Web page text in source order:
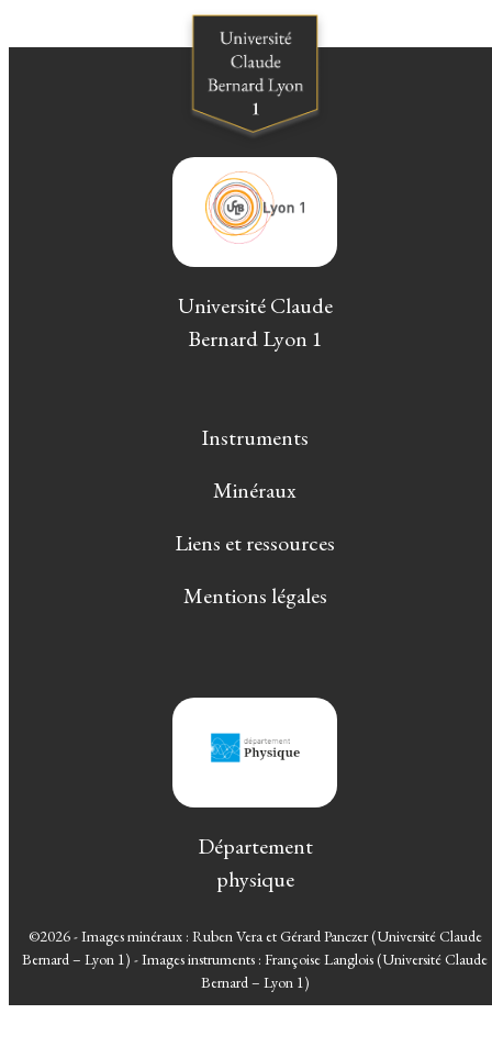
Université Claude
Bernard Lyon 1
Instruments
Minéraux
Liens et ressources
Mentions légales
Département
physique
©2026 - Images minéraux : Ruben Vera et Gérard Panczer (Université Claude
Bernard – Lyon 1) - Images instruments : Françoise Langlois (Université Claude
Bernard – Lyon 1)